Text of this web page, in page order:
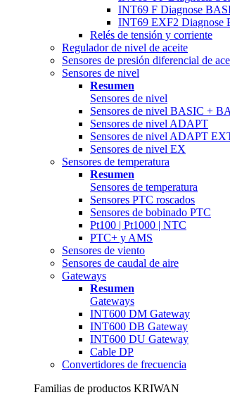
INT69 F Diagnose
INT69 EXF2 Diagnose
Relés de tensión y corriente
Regulador de nivel de aceite
Sensores de presión diferencial de
Sensores de nivel
Resumen
Sensores de nivel
Sensores de nivel BASIC +
Sensores de nivel ADAPT
Sensores de nivel ADAPT
Sensores de nivel EX
Sensores de temperatura
Resumen
Sensores de temperatura
Sensores PTC roscados
Sensores de bobinado PTC
Pt100 | Pt1000 | NTC
PTC+ y AMS
Sensores de viento
Sensores de caudal de aire
Gateways
Resumen
Gateways
INT600 DM Gateway
INT600 DB Gateway
INT600 DU Gateway
Cable DP
Convertidores de frecuencia
Familias de productos KRIWAN